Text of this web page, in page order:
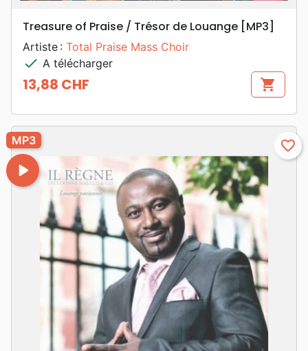
Treasure of Praise / Trésor de Louange [MP3]
Artiste : Total Praise Mass Choir
check A télécharger
Prix
13,88 CHF shopping_cart
MP3
play_arrow
favorite_border